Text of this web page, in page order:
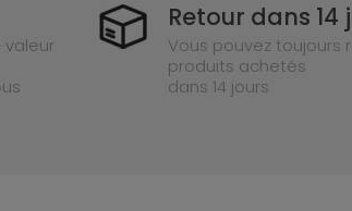
valeur
Retour dans 14
Vous pouvez toujours
produits achetés
dans 14 jours